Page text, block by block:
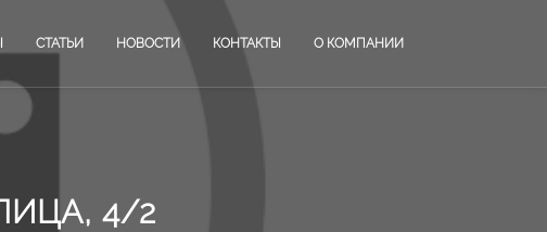
СТАТЬИ НОВОСТИ КОНТАКТЫ О КОМПАНИИ
4/2